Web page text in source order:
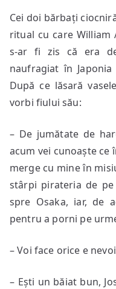
Cei doi bărbați
ritual cu care William
s-ar fi zis că era
naufragiat în
După ce lăsară
vorbi fiului său:
– De jumătate de
acum vei cunoaște ce
merge cu mine în
stârpi pirateria de pe
spre Osaka, iar, de
pentru a porni pe
– Voi face orice e
– Ești un băiat bun,